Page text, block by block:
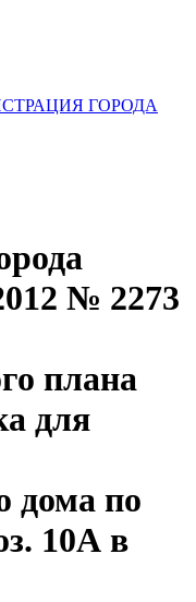
ГОРОДА
№ 2273
плана
для
дома по
10А в